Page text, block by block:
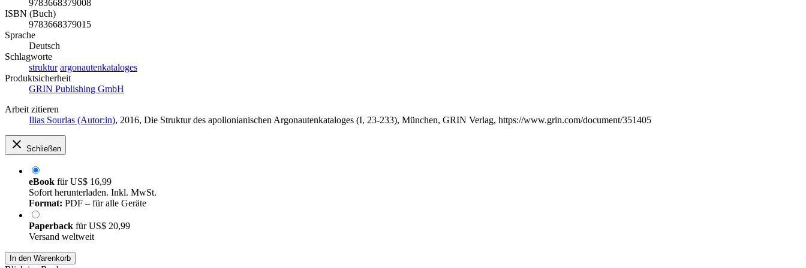
9783668379008
ISBN (Buch)
9783668379015
Sprache
Deutsch
Schlagworte
struktur argonautenkataloges
Produktsicherheit
GRIN Publishing GmbH
Arbeit zitieren
Ilias Sourlas (Autor:in), 2016, Die Struktur des apollonianischen Argonautenkataloges (I, 23-233), München, GRIN Verlag, https://www.grin.com/document/351405
Schließen
eBook fürUS$ 16,99
Sofort herunterladen. Inkl. MwSt.
Format: PDF – für alle Geräte
Paperback fürUS$ 20,99
Versand weltweit
In den Warenkorb